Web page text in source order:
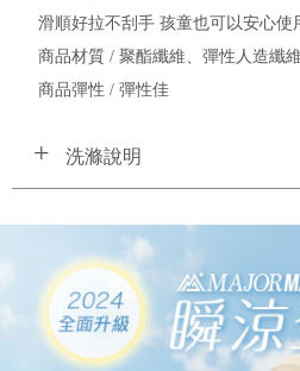
滑順好拉不刮手 孩童也可以安心使
商品材質 / 聚酯纖維、彈性人造纖維
商品彈性 / 彈性佳
洗滌說明